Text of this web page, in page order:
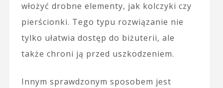
włożyć drobne elementy, jak kolczyki czy
pierścionki. Tego typu rozwiązanie nie
tylko ułatwia dostęp do biżuterii, ale
także chroni ją przed uszkodzeniem.
Innym sprawdzonym sposobem jest